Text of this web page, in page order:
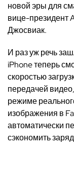
новой эры для
вице-президент
Джосвиак.
И раз уж речь
iPhone теперь
скоростью
передачей
режиме
изображения в
автоматически
сэкономить